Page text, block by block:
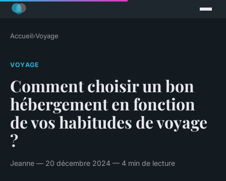
Accueil›Voyage
VOYAGE
Comment choisir un bon
hébergement en fonction
de vos habitudes de voyage
?
Jeanne — 20 décembre 2024 — 4 min de lecture